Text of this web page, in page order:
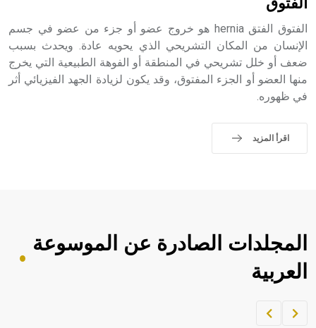
الفتوق
الفتوق الفتق hernia هو خروج عضو أو جزء من عضو في جسم
الإنسان من المكان التشريحي الذي يحويه عادة. ويحدث بسبب
ضعف أو خلل تشريحي في المنطقة أو الفوهة الطبيعية التي يخرج
منها العضو أو الجزء المفتوق، وقد يكون لزيادة الجهد الفيزيائي أثر
في ظهوره.
اقرأ المزيد
المجلدات الصادرة عن الموسوعة
العربية